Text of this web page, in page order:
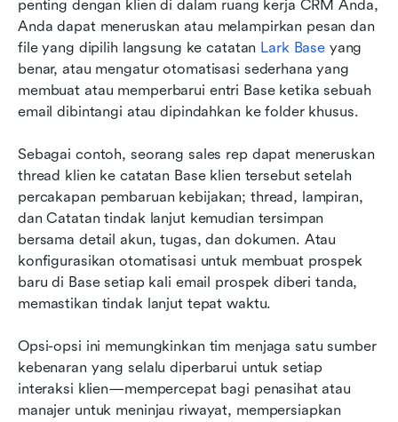
penting dengan klien di dalam ruang kerja CRM Anda,
Anda dapat meneruskan atau melampirkan pesan dan
file yang dipilih langsung ke catatan Lark Base yang
benar, atau mengatur otomatisasi sederhana yang
membuat atau memperbarui entri Base ketika sebuah
email dibintangi atau dipindahkan ke folder khusus.
Sebagai contoh, seorang sales rep dapat meneruskan
thread klien ke catatan Base klien tersebut setelah
percakapan pembaruan kebijakan; thread, lampiran,
dan Catatan tindak lanjut kemudian tersimpan
bersama detail akun, tugas, dan dokumen. Atau
konfigurasikan otomatisasi untuk membuat prospek
baru di Base setiap kali email prospek diberi tanda,
memastikan tindak lanjut tepat waktu.
Opsi-opsi ini memungkinkan tim menjaga satu sumber
kebenaran yang selalu diperbarui untuk setiap
interaksi klien—mempercepat bagi penasihat atau
manajer untuk meninjau riwayat, mempersiapkan